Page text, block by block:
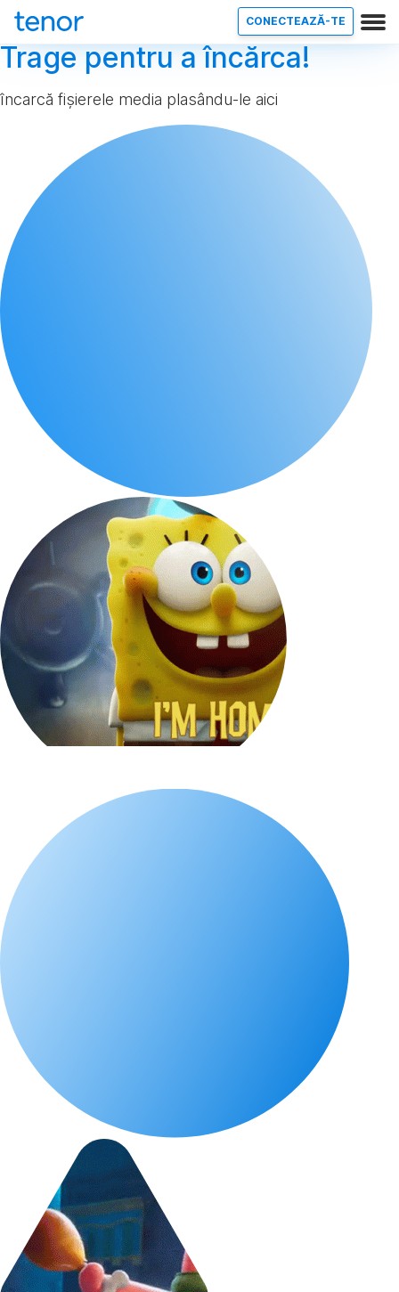
CONECTEAZĂ-TE
Trage pentru a încărca!
încarcă fișierele media plasându-le aici